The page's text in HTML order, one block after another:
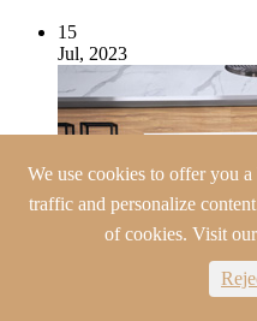
15
Jul, 2023
We use cookies to offer you
traffic and personalize
of cookies. Visit our